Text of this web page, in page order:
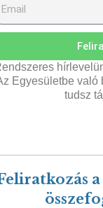
Egyesületbe való
tudsz